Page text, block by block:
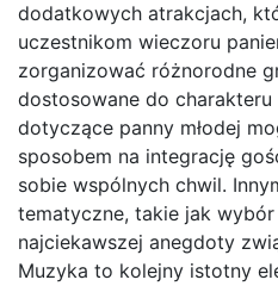
dodatkowych atrakcjach,
uczestnikom wieczoru
zorganizować różnorodne
dostosowane do charakteru
dotyczące panny młodej
sposobem na integrację
sobie wspólnych chwil.
tematyczne, takie jak
najciekawszej anegdoty
Muzyka to kolejny istotny